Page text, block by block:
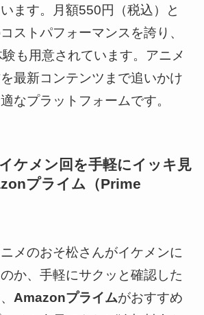
ます。月額550円（税込）と
ストパフォーマンスを誇り、
も用意されています。アニメ
最新コンテンツまで追いかけ
なプラットフォームです。
ケメン回を手軽にイッキ見
プライム（Prime
ニメのおそ松さんがイケメンに
か、手軽にサクッと確認した
Amazonプライムがおすすめ